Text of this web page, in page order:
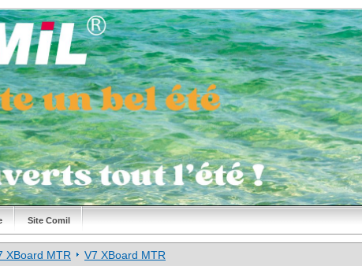
Site Comil
XBoard MTR V7 XBoard MTR